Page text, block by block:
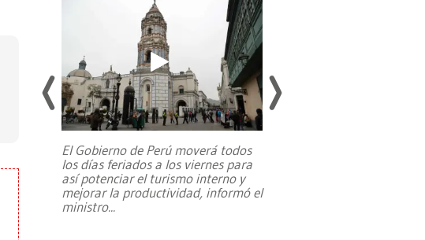
El Gobierno de Perú moverá todos
los días feriados a los viernes para
así potenciar el turismo interno y
mejorar la productividad, informó el
ministro...